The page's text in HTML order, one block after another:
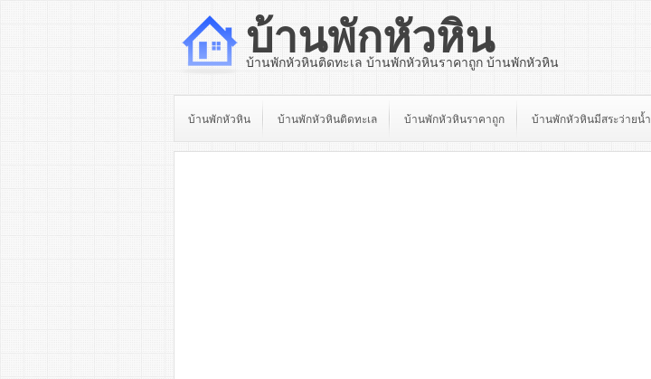
บ้านพักหัวหิน
บ้านพักหัวหินติดทะเล บ้านพักหัวหินราคาถูก บ้านพักหัวหิน
บ้านพักหัวหิน บ้านพักหัวหินติดทะเล บ้านพักหัวหินราคาถูก บ้านพักหัวหินมีสระว่ายน้ำ